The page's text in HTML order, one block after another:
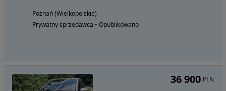
Poznań (Wielkopolskie)
Prywatny sprzedawca • Opublikowano
36 900 PLN